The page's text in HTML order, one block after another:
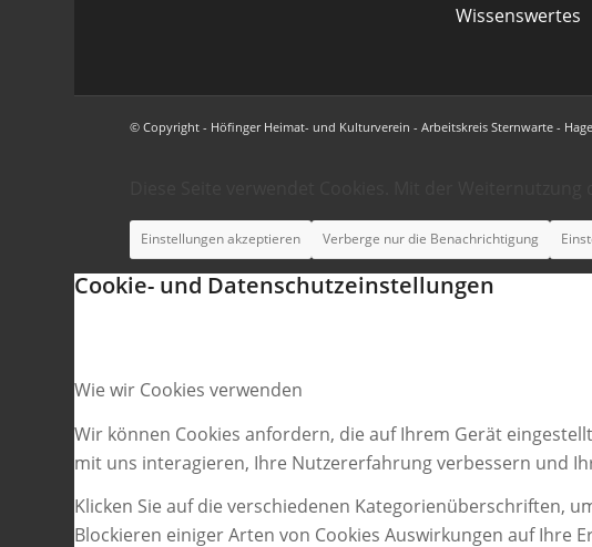
Wissenswertes
© Copyright - Höfinger Heimat- und Kulturverein - Arbeitskreis Sternwarte -
Einstellungen akzeptieren Verberge nur die Benachrichtigung
Cookie- und Datenschutzeinstellungen
Wie wir Cookies verwenden
Wir können Cookies anfordern, die auf Ihrem Gerät
mit uns interagieren, Ihre Nutzererfahrung verbessern und
Klicken Sie auf die verschiedenen Kategorienüberschriften,
Blockieren einiger Arten von Cookies Auswirkungen auf Ihre